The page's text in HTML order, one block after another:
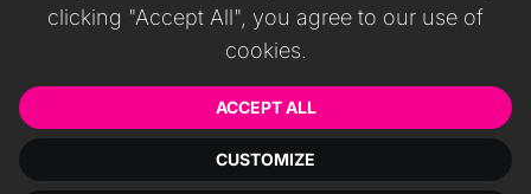
clicking "Accept All", you agree to our use of
cookies.
ACCEPT ALL
CUSTOMIZE
Español
普通话